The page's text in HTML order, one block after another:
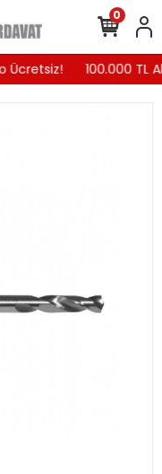
Ücretsiz! 100.000 TL
0